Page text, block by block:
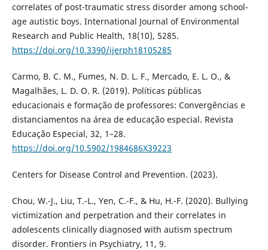
correlates of post-traumatic stress disorder among school-
age autistic boys. International Journal of Environmental
Research and Public Health, 18(10), 5285.
https://doi.org/10.3390/ijerph18105285
Carmo, B. C. M., Fumes, N. D. L. F., Mercado, E. L. O., &
Magalhães, L. D. O. R. (2019). Políticas públicas
educacionais e formação de professores: Convergências e
distanciamentos na área de educação especial. Revista
Educação Especial, 32, 1–28.
https://doi.org/10.5902/1984686X39223
Centers for Disease Control and Prevention. (2023).
Chou, W.-J., Liu, T.-L., Yen, C.-F., & Hu, H.-F. (2020). Bullying
victimization and perpetration and their correlates in
adolescents clinically diagnosed with autism spectrum
disorder. Frontiers in Psychiatry, 11, 9.